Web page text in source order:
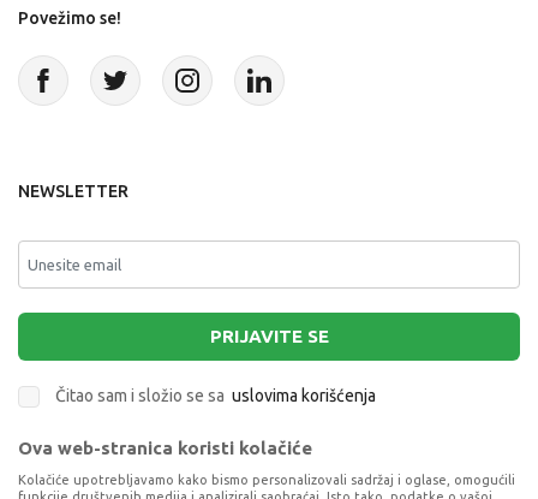
Povežimo se!
NEWSLETTER
PRIJAVITE SE
Čitao sam i složio se sa uslovima korišćenja
This site is protected by reCAPTCHA and the Google
Terms of Serviceapply.
Ova web-stranica koristi kolačiće
Kolačiće upotrebljavamo kako bismo personalizovali sadržaj i oglase, omogućili